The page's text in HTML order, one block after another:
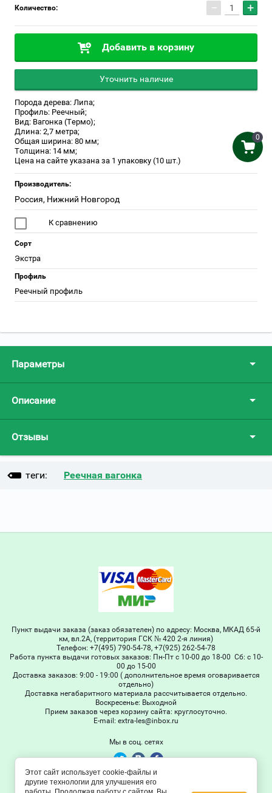
0
Количество: − +
Добавить в корзину
Уточнить наличие
Порода дерева: Липа;
Профиль: Реечный;
Вид: Вагонка (Термо);
Длина: 2,7 метра;
Общая ширина: 80 мм;
Толщина: 14 мм;
Цена на сайте указана за 1 упаковку (10 шт.)
Производитель:
Россия, Нижний Новгород
К сравнению
Сорт
Экстра
Профиль
Реечный профиль
Параметры
Описание
Отзывы
теги: Реечная вагонка
Пункт выдачи заказа (заказ обязателен) по адресу: Москва, МКАД 65-й
км, вл.2А, (территория ГСК № 420 2-я линия)
Телефон: +7(495) 790-54-78, +7(925) 262-54-78
Работа пункта выдачи готовых заказов: Пн-Пт с 10-00 до 18-00 Сб: с 10-
00 до 15-00
Доставка заказов: 9:00 - 19:00 ( дополнительное время оговаривается
отдельно)
Доставка негабаритного материала рассчитывается отдельно.
Воскресенье: Выходной
Прием заказов через корзину сайта: круглосуточно.
Е-mail: extra-les@inbox.ru
Мы в соц. сетях
© 2011 - 2026 Extra-les
Этот сайт использует cookie-файлы и
другие технологии для улучшения его